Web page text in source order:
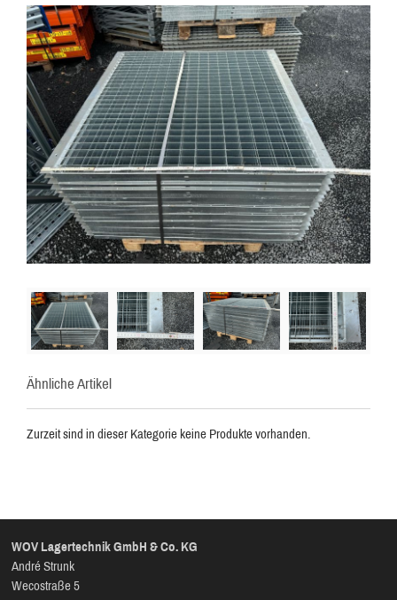
Ähnliche Artikel
Zurzeit sind in dieser Kategorie keine Produkte vorhanden.
WOV Lagertechnik GmbH & Co. KG
André Strunk
Wecostraße 5